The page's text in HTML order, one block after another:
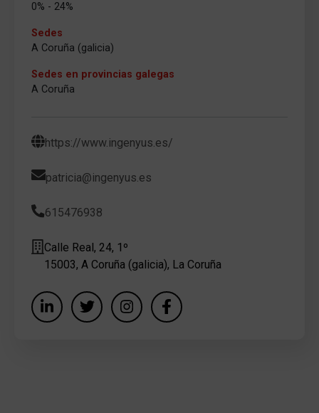
0% - 24%
Sedes
A Coruña (galicia)
Sedes en provincias galegas
A Coruña
https://www.ingenyus.es/
patricia@ingenyus.es
615476938
Calle Real, 24, 1º
15003, A Coruña (galicia), La Coruña